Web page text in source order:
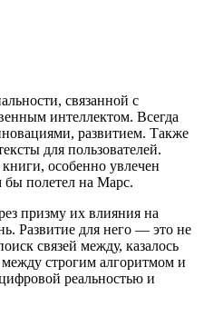
связанной с
интеллектом. Всегда
развитием. Также
для пользователей.
особенно увлечен
бы полетел на Марс.
призму их влияния на
Развитие для него — это не
связей между, казалось
строгим алгоритмом и
реальностью и